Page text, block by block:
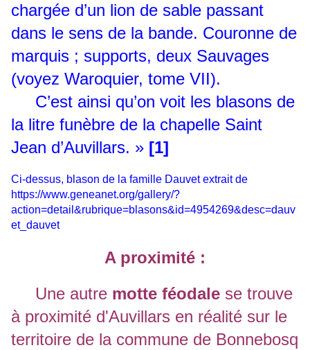
chargée d’un lion de sable passant
dans le sens de la bande. Couronne de
marquis ; supports, deux Sauvages
(voyez Waroquier, tome VII).
C’est ainsi qu’on voit les blasons de
la litre funèbre de la chapelle Saint
Jean d’Auvillars. » [1]
Ci-dessus, blason de la famille Dauvet extrait de
https://www.geneanet.org/gallery/?
action=detail&rubrique=blasons&id=4954269&desc=dauv
et_dauvet
A proximité :
Une autre motte féodale se trouve
à proximité d'Auvillars en réalité sur le
territoire de la commune de Bonnebosq